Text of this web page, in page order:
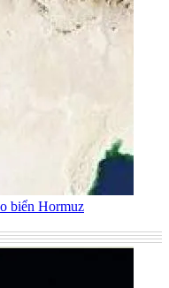
biển Hormuz